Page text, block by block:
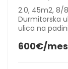
2.0, 45m2, 8/
Durmitorska
ulica na
600€/